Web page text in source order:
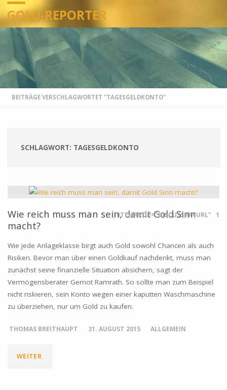
GOLD-REPORTER
STARTSEITE
BEITRÄGE VERSCHLAGWORTET "TAGESGELDKONTO"
SCHLAGWORT: TAGESGELDKONTO
Wie reich muss man sein, damit Gold Sinn
macht?
ITEMPROP="DISCUSSIONURL" 1
Wie jede Anlageklasse birgt auch Gold sowohl Chancen als auch
Risiken. Bevor man über einen Goldkauf nachdenkt, muss man
zunächst seine finanzielle Situation absichern, sagt der
Vermögensberater Gernot Ramrath. So sollte man zum Beispiel
nicht riskieren, sein Konto wegen einer kaputten Waschmaschine
zu überziehen, nur um Gold zu kaufen.
THOMAS BREITHAUPT 31. AUGUST 2015 ALLGEMEIN
WEITER"WIE